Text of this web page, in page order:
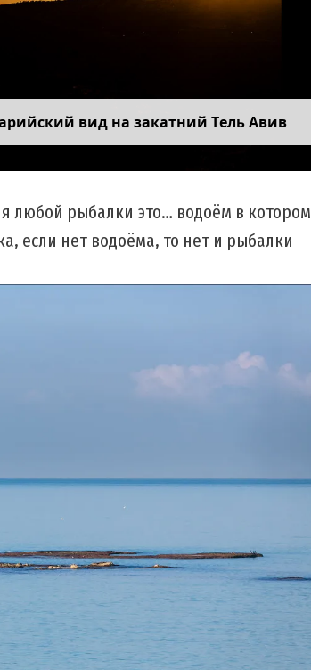
вид на закатний Тель Авив
любой рыбалки это… водоём в котором
если нет водоёма, то нет и рыбалки